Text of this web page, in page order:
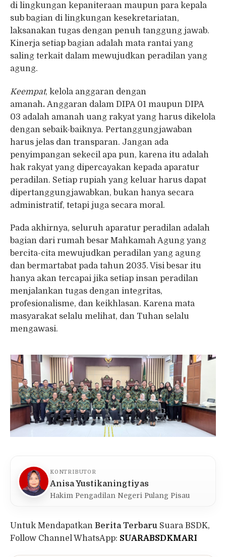
di lingkungan kepaniteraan maupun para kepala
sub bagian di lingkungan kesekretariatan,
laksanakan tugas dengan penuh tanggung jawab.
Kinerja setiap bagian adalah mata rantai yang
saling terkait dalam mewujudkan peradilan yang
agung.
Keempat, kelola anggaran dengan
amanah. Anggaran dalam DIPA 01 maupun DIPA
03 adalah amanah uang rakyat yang harus dikelola
dengan sebaik-baiknya. Pertanggungjawaban
harus jelas dan transparan. Jangan ada
penyimpangan sekecil apa pun, karena itu adalah
hak rakyat yang dipercayakan kepada aparatur
peradilan. Setiap rupiah yang keluar harus dapat
dipertanggungjawabkan, bukan hanya secara
administratif, tetapi juga secara moral.
Pada akhirnya, seluruh aparatur peradilan adalah
bagian dari rumah besar Mahkamah Agung yang
bercita-cita mewujudkan peradilan yang agung
dan bermartabat pada tahun 2035. Visi besar itu
hanya akan tercapai jika setiap insan peradilan
menjalankan tugas dengan integritas,
profesionalisme, dan keikhlasan. Karena mata
masyarakat selalu melihat, dan Tuhan selalu
mengawasi.
KONTRIBUTOR
Anisa Yustikaningtiyas
Hakim Pengadilan Negeri Pulang Pisau
Untuk Mendapatkan Berita Terbaru Suara BSDK,
Follow Channel WhatsApp: SUARABSDKMARI